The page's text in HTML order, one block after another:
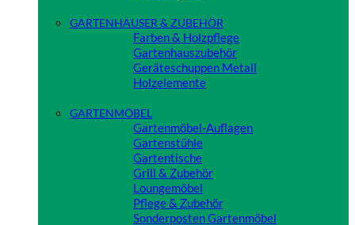
GARTENHÄUSER & ZUBEHÖR
Farben & Holzpflege
Gartenhauszubehör
Geräteschuppen Metall
Holzelemente
GARTENMÖBEL
Gartenmöbel-Auflagen
Gartenstühle
Gartentische
Grill & Zubehör
Loungemöbel
Pflege & Zubehör
Sonderposten Gartenmöbel